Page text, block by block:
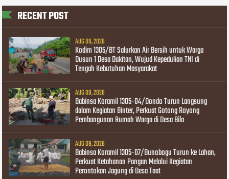
RECENT POST
AUG 09, 2026
Kodim 1305/BT Salurkan Air Bersih untuk Warga
Dusun 1 Desa Dakitan, Wujud Kepedulian TNI di
Tengah Kebutuhan Masyarakat
AUG 09, 2026
Babinsa Koramil 1305-04/Dondo Turun Langsung
dalam Kegiatan Binter, Perkuat Gotong Royong
Pembangunan Rumah Warga di Desa Bilo
AUG 09, 2026
Babinsa Koramil 1305-07/Bunobogu Turun ke Lahan,
Perkuat Ketahanan Pangan Melalui Kegiatan
Perontokan Jagung di Desa Taat